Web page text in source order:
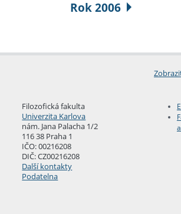
Rok 2006
Filozofická fakulta
Univerzita Karlova
nám. Jana Palacha 1/2
116 38 Praha 1
IČO: 00216208
DIČ: CZ00216208
Další kontakty
Podatelna